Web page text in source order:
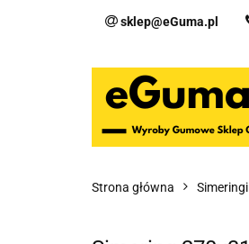
sklep@eGuma.pl
Strona główna Simeringi